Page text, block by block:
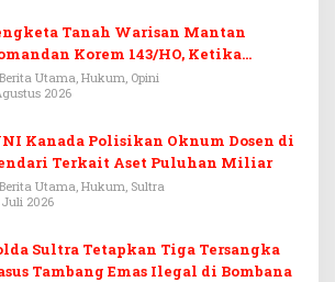
Tanah Warisan Mantan
Korem 143/HO, Ketika
Menjadi Arena Pemerasan
Utama, Hukum, Opini
2026
Kanada Polisikan Oknum Dosen di
Terkait Aset Puluhan Miliar
Utama, Hukum, Sultra
Juli 2026
Sultra Tetapkan Tiga Tersangka
Tambang Emas Ilegal di Bombana